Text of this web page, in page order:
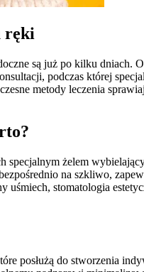
ręki
są już po kilku dniach.
podczas której
metody leczenia
specjalnym żelem
na szkliwo,
stomatologia
posłużą do stworzenia